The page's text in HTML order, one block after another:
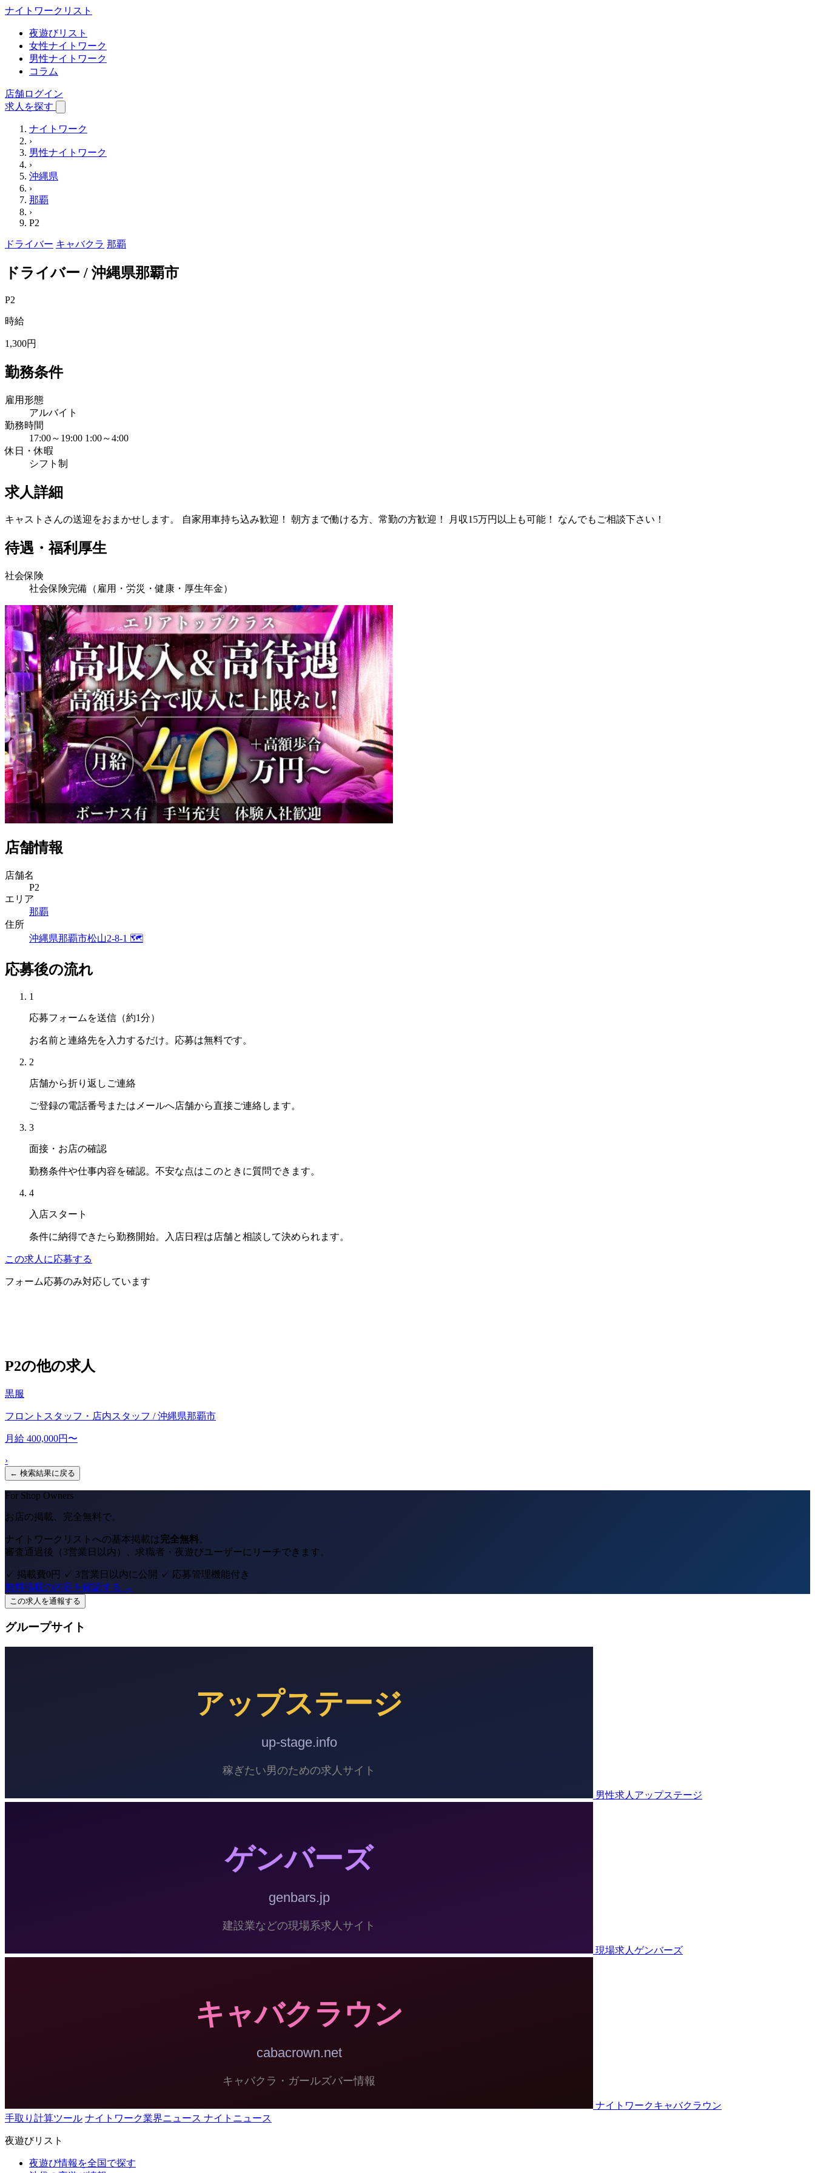
ナイトワーク リスト
夜遊びリスト
女性ナイトワーク
男性ナイトワーク
コラム
店舗ログイン
求人を探す
ナイトワーク
›
男性ナイトワーク
›
沖縄県
›
那覇
›
P2
ドライバー キャバクラ 那覇
ドライバー / 沖縄県那覇市
P2
時給
1,300円
勤務条件
雇用形態
アルバイト
勤務時間
17:00～19:00 1:00～4:00
休日・休暇
シフト制
求人詳細
キャストさんの送迎をおまかせします。 自家用車持ち込み歓迎！ 朝方まで働ける方、常勤の方歓迎！ 月収15万円以上も可能！ なんでもご相談下さい！
待遇・福利厚生
社会保険
社会保険完備（雇用・労災・健康・厚生年金）
店舗情報
店舗名
P2
エリア
那覇
住所
沖縄県那覇市松山2-8-1 🗺
応募後の流れ
1
応募フォームを送信（約1分）
お名前と連絡先を入力するだけ。応募は無料です。
2
店舗から折り返しご連絡
ご登録の電話番号またはメールへ店舗から直接ご連絡します。
3
面接・お店の確認
勤務条件や仕事内容を確認。不安な点はこのときに質問できます。
4
入店スタート
条件に納得できたら勤務開始。入店日程は店舗と相談して決められます。
この求人に応募する
フォーム応募のみ対応しています
P2の他の求人
黒服
フロントスタッフ・店内スタッフ / 沖縄県那覇市
月給 400,000円〜
›
← 検索結果に戻る
For Shop Owners
お店の掲載、完全無料で。
ナイトワークリストへの基本掲載は完全無料。
審査通過後（3営業日以内）、求職者・夜遊びユーザーにリーチできます。
✓ 掲載費0円 ✓ 3営業日以内に公開
✓ 応募管理機能付き
無料掲載の内容を確認する →
この求人を通報する
グループサイト
男性求人アップステージ
現場求人ゲンバーズ
ナイトワークキャバクラウン
手取り計算ツール ナイトワーク業界ニュース ナイトニュース
夜遊びリスト
夜遊び情報を全国で探す